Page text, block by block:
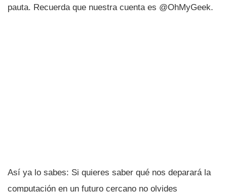
pauta. Recuerda que nuestra cuenta es @OhMyGeek.
Así­ ya lo sabes: Si quieres saber qué nos deparará la
computación en un futuro cercano no olvides